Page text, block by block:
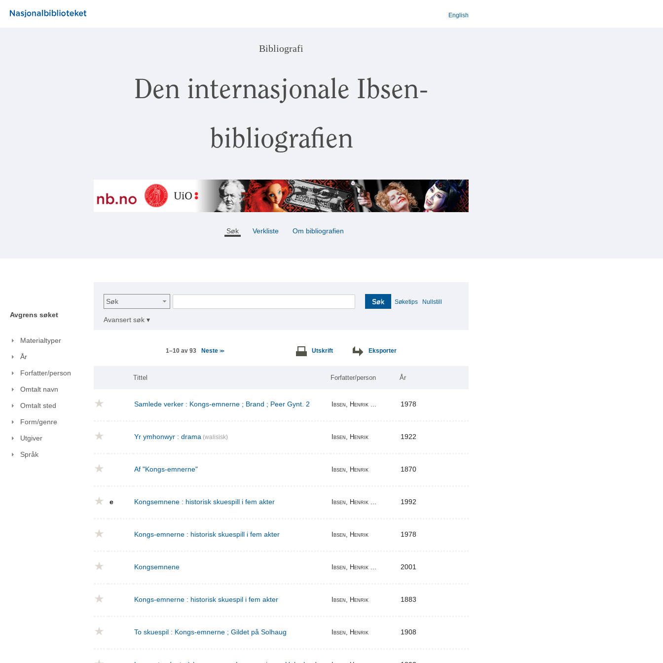
English
Bibliografi
Den internasjonale Ibsen-
bibliografien
Søk Verkliste Om bibliografien
Avgrens søket
Materialtyper
År
Forfatter/person
Omtalt navn
Omtalt sted
Form/genre
Utgiver
Språk
Søk Søk Søketips Nullstill
Avansert søk ▾
1–10 av 93 Neste>> Utskrift Eksporter
Tittel Forfatter/person År
Samlede verker : Kongs-emnerne ; Brand ; Peer Gynt. 2 Ibsen, Henrik ... 1978
Yr ymhonwyr : drama (walisisk) Ibsen, Henrik 1922
Af "Kongs-emnerne" Ibsen, Henrik 1870
e Kongsemnene : historisk skuespill i fem akter Ibsen, Henrik ... 1992
Kongs-emnerne : historisk skuespill i fem akter Ibsen, Henrik 1978
Kongsemnene Ibsen, Henrik ... 2001
Kongs-emnerne : historisk skuespil i fem akter Ibsen, Henrik 1883
To skuespil : Kongs-emnerne ; Gildet på Solhaug Ibsen, Henrik 1908